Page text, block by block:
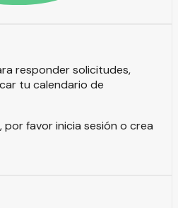
responder solicitudes,
tu calendario de
favor inicia sesión o crea